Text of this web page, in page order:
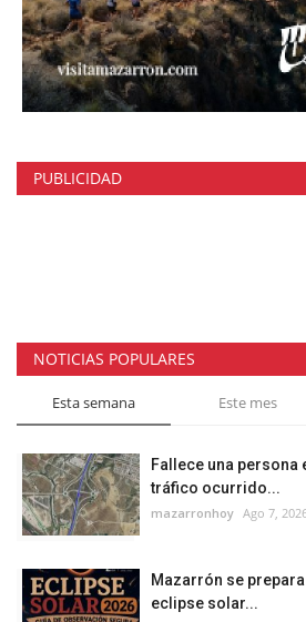
PUBLICIDAD
NOTICIAS POPULARES
Esta semana Este mes
Fallece una persona
tráfico ocurrido...
mazarronhoy Ago 7,
Mazarrón se
eclipse solar...